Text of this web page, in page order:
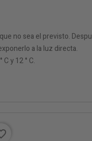
no sea el previsto.
a la luz directa.
y 12 ° C.